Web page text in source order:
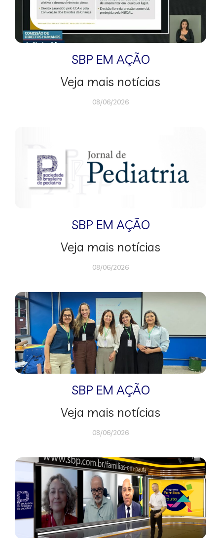
SBP EM AÇÃO
Veja mais notícias
08/06/2026
SBP EM AÇÃO
Veja mais notícias
08/06/2026
SBP EM AÇÃO
Veja mais notícias
08/06/2026